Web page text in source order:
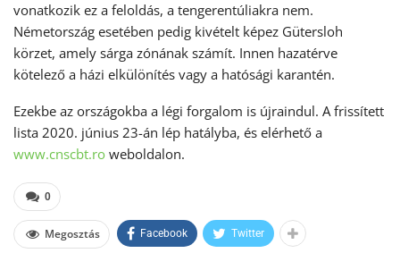
vonatkozik ez a feloldás, a tengerentúliakra nem.
Németország esetében pedig kivételt képez Gütersloh
körzet, amely sárga zónának számít. Innen hazatérve
kötelező a házi elkülönítés vagy a hatósági karantén.
Ezekbe az országokba a légi forgalom is újraindul. A frissített
lista 2020. június 23-án lép hatályba, és elérhető a
www.cnscbt.ro weboldalon.
0
Megosztás Facebook Twitter